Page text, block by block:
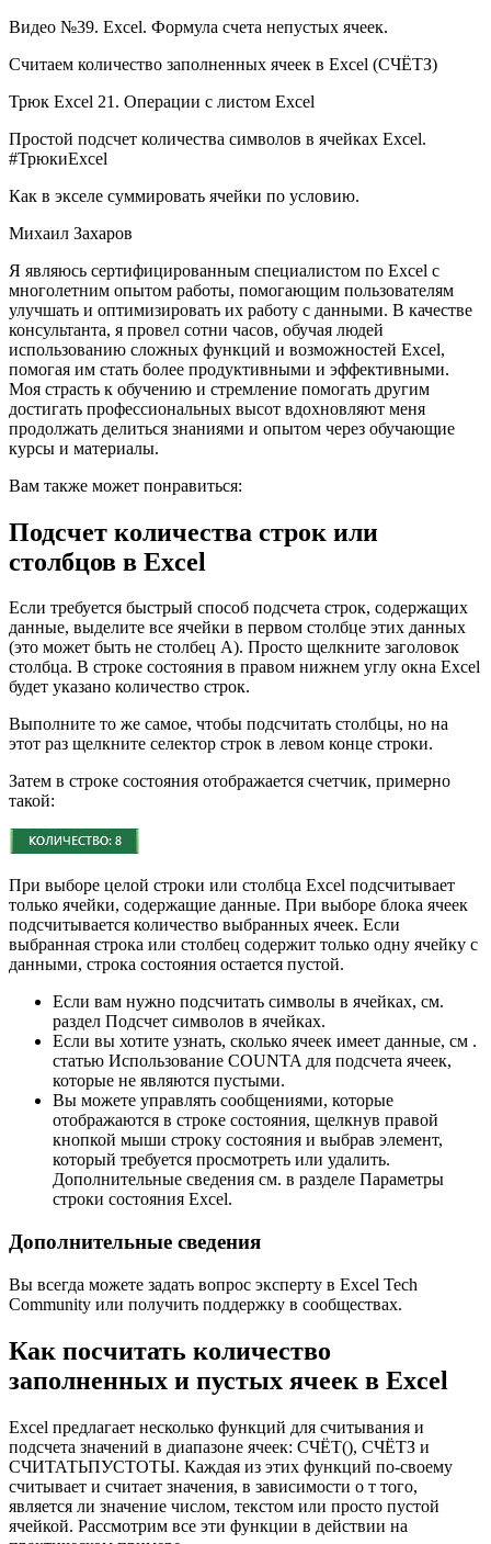
Видео №39. Excel. Формула счета непустых ячеек.
Считаем количество заполненных ячеек в Excel (СЧЁТЗ)
Трюк Excel 21. Операции с листом Excel
Простой подсчет количества символов в ячейках Excel.
#ТрюкиExcel
Как в экселе суммировать ячейки по условию.
Михаил Захаров
Я являюсь сертифицированным специалистом по Excel с
многолетним опытом работы, помогающим пользователям
улучшать и оптимизировать их работу с данными. В качестве
консультанта, я провел сотни часов, обучая людей
использованию сложных функций и возможностей Excel,
помогая им стать более продуктивными и эффективными.
Моя страсть к обучению и стремление помогать другим
достигать профессиональных высот вдохновляют меня
продолжать делиться знаниями и опытом через обучающие
курсы и материалы.
Вам также может понравиться:
Подсчет количества строк или
столбцов в Excel
Если требуется быстрый способ подсчета строк, содержащих
данные, выделите все ячейки в первом столбце этих данных
(это может быть не столбец A). Просто щелкните заголовок
столбца. В строке состояния в правом нижнем углу окна Excel
будет указано количество строк.
Выполните то же самое, чтобы подсчитать столбцы, но на
этот раз щелкните селектор строк в левом конце строки.
Затем в строке состояния отображается счетчик, примерно
такой:
При выборе целой строки или столбца Excel подсчитывает
только ячейки, содержащие данные. При выборе блока ячеек
подсчитывается количество выбранных ячеек. Если
выбранная строка или столбец содержит только одну ячейку с
данными, строка состояния остается пустой.
Если вам нужно подсчитать символы в ячейках, см.
раздел Подсчет символов в ячейках.
Если вы хотите узнать, сколько ячеек имеет данные, см .
статью Использование COUNTA для подсчета ячеек,
которые не являются пустыми.
Вы можете управлять сообщениями, которые
отображаются в строке состояния, щелкнув правой
кнопкой мыши строку состояния и выбрав элемент,
который требуется просмотреть или удалить.
Дополнительные сведения см. в разделе Параметры
строки состояния Excel.
Дополнительные сведения
Вы всегда можете задать вопрос эксперту в Excel Tech
Community или получить поддержку в сообществах.
Как посчитать количество
заполненных и пустых ячеек в Excel
Excel предлагает несколько функций для считывания и
подсчета значений в диапазоне ячеек: СЧЁТ(), СЧЁТЗ и
СЧИТАТЬПУСТОТЫ. Каждая из этих функций по-своему
считывает и считает значения, в зависимости о т того,
является ли значение числом, текстом или просто пустой
ячейкой. Рассмотрим все эти функции в действии на